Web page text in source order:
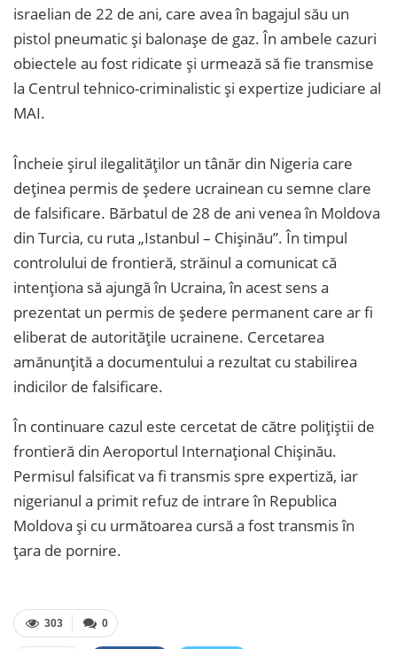
israelian de 22 de ani, care avea în bagajul său un
pistol pneumatic și balonașe de gaz. În ambele cazuri
obiectele au fost ridicate și urmează să fie transmise
la Centrul tehnico-criminalistic şi expertize judiciare al
MAI.
Încheie șirul ilegalităților un tânăr din Nigeria care
deținea permis de ședere ucrainean cu semne clare
de falsificare. Bărbatul de 28 de ani venea în Moldova
din Turcia, cu ruta „Istanbul – Chișinău”. În timpul
controlului de frontieră, străinul a comunicat că
intenționa să ajungă în Ucraina, în acest sens a
prezentat un permis de ședere permanent care ar fi
eliberat de autoritățile ucrainene. Cercetarea
amănunțită a documentului a rezultat cu stabilirea
indicilor de falsificare.
În continuare cazul este cercetat de către polițiștii de
frontieră din Aeroportul Internațional Chișinău.
Permisul falsificat va fi transmis spre expertiză, iar
nigerianul a primit refuz de intrare în Republica
Moldova și cu următoarea cursă a fost transmis în
țara de pornire.
0
303